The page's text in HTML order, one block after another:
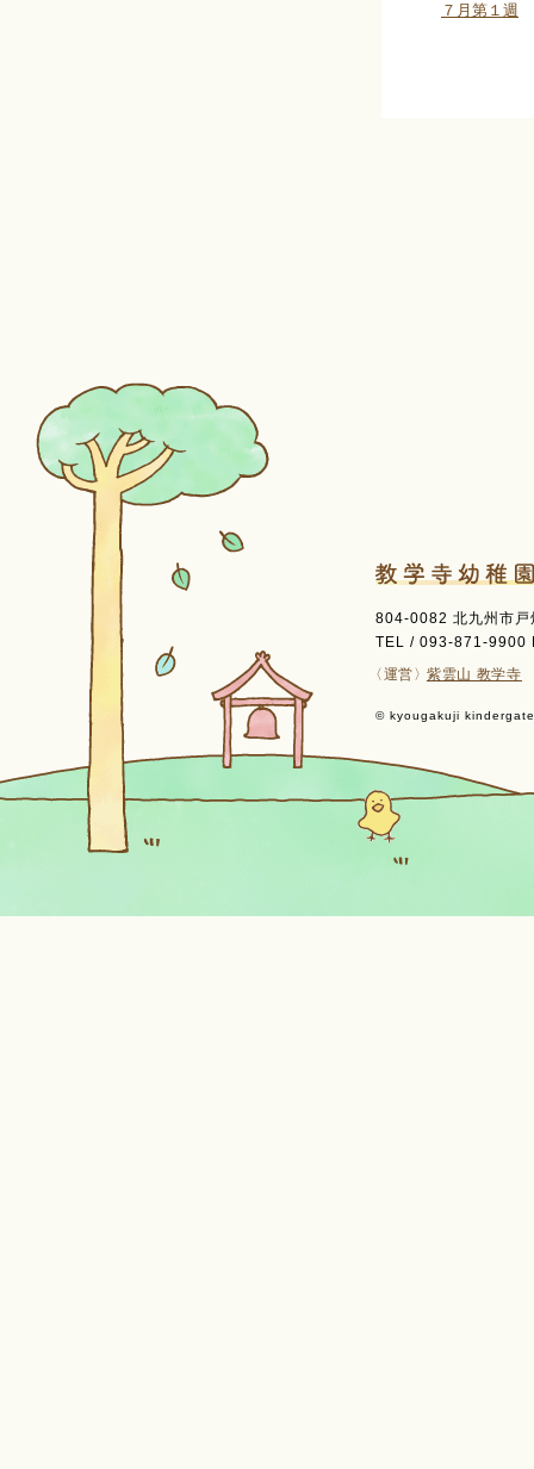
７月第１週
804-0082 北九州市
TEL / 093-871-9900
〈運営〉紫雲山 教学寺
© kyougakuji